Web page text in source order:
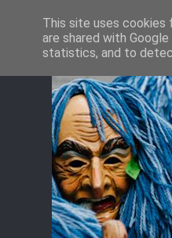
This site uses cookies
are shared with
statistics, and to